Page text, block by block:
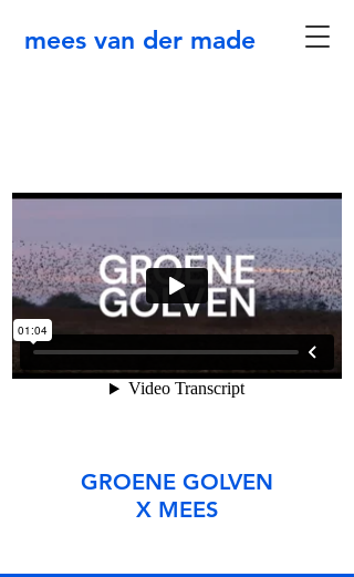
mees van der made
GROENE GOLVEN
X MEES